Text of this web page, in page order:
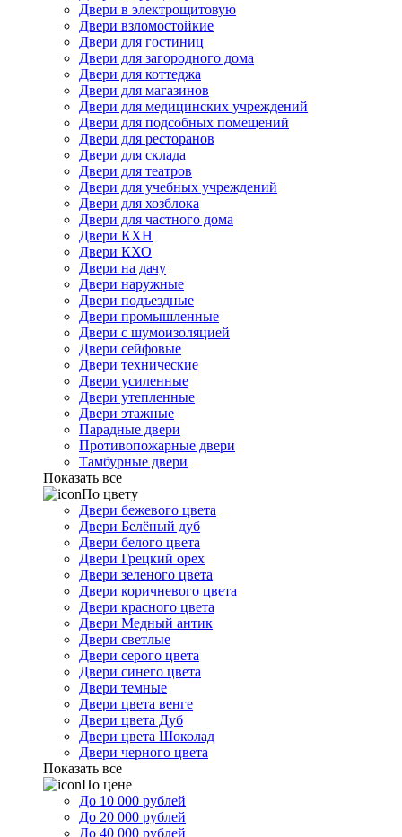
Двери в электрощитовую
Двери взломостойкие
Двери для гостиниц
Двери для загородного дома
Двери для коттеджа
Двери для магазинов
Двери для медицинских учреждений
Двери для подсобных помещений
Двери для ресторанов
Двери для склада
Двери для театров
Двери для учебных учреждений
Двери для хозблока
Двери для частного дома
Двери КХН
Двери КХО
Двери на дачу
Двери наружные
Двери подъездные
Двери промышленные
Двери с шумоизоляцией
Двери сейфовые
Двери технические
Двери усиленные
Двери утепленные
Двери этажные
Парадные двери
Противопожарные двери
Тамбурные двери
Показать все
По цвету
Двери бежевого цвета
Двери Белёный дуб
Двери белого цвета
Двери Грецкий орех
Двери зеленого цвета
Двери коричневого цвета
Двери красного цвета
Двери Медный антик
Двери светлые
Двери серого цвета
Двери синего цвета
Двери темные
Двери цвета венге
Двери цвета Дуб
Двери цвета Шоколад
Двери черного цвета
Показать все
По цене
До 10 000 рублей
До 20 000 рублей
До 40 000 рублей